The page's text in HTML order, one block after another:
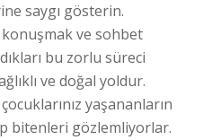
saygı gösterin.
konuşmak ve sohbet
bu zorlu süreci
ve doğal yoldur.
yaşananların
bitenleri gözlemliyorlar.